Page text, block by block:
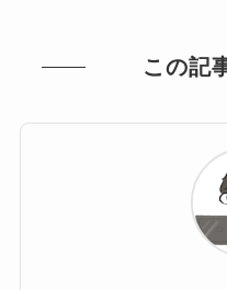
この記